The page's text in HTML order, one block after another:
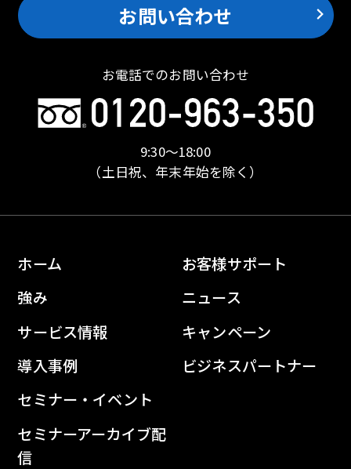
お問い合わせ
お電話でのお問い合わせ
9:30〜18:00
（土日祝、年末年始を除く）
ホーム
強み
サービス情報
導入事例
セミナー・イベント
セミナーアーカイブ配
信
お客様サポート
ニュース
キャンペーン
ビジネスパートナー